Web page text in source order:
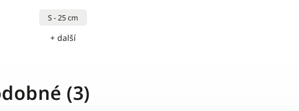
S - 25 cm
+ další
(3)